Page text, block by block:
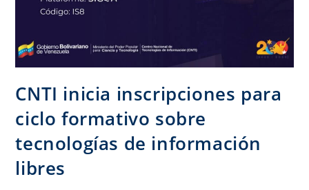
CNTI inicia inscripciones para
ciclo formativo sobre
tecnologías de información
libres